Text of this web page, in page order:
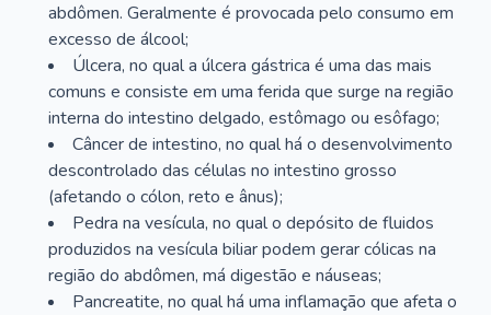
abdômen. Geralmente é provocada pelo consumo em
excesso de álcool;
Úlcera, no qual a úlcera gástrica é uma das mais
comuns e consiste em uma ferida que surge na região
interna do intestino delgado, estômago ou esôfago;
Câncer de intestino, no qual há o desenvolvimento
descontrolado das células no intestino grosso
(afetando o cólon, reto e ânus);
Pedra na vesícula, no qual o depósito de fluidos
produzidos na vesícula biliar podem gerar cólicas na
região do abdômen, má digestão e náuseas;
Pancreatite, no qual há uma inflamação que afeta o